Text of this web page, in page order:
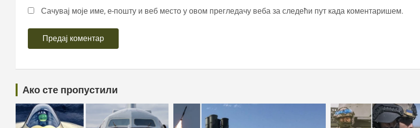
Сачувај моје име, е-пошту и веб место у овом прегледачу веба за следећи пут када коментаришем.
Ако сте пропустили